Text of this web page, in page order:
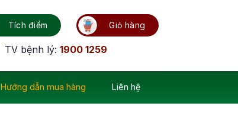
Tích điểm Giỏ hàng
TV bệnh lý: 1900 1259
Hướng dẫn mua hàng Liên hệ